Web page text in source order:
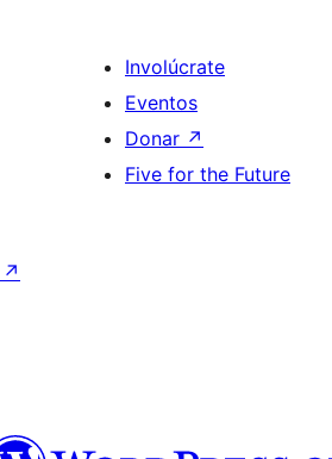
Involúcrate
Eventos
Donar ↗
Five for the Future
↗